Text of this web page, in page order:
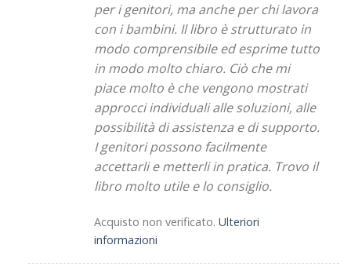
per i genitori, ma anche per chi lavora
con i bambini. Il libro è strutturato in
modo comprensibile ed esprime tutto
in modo molto chiaro. Ciò che mi
piace molto è che vengono mostrati
approcci individuali alle soluzioni, alle
possibilità di assistenza e di supporto.
I genitori possono facilmente
accettarli e metterli in pratica. Trovo il
libro molto utile e lo consiglio.
Acquisto non verificato. Ulteriori
informazioni